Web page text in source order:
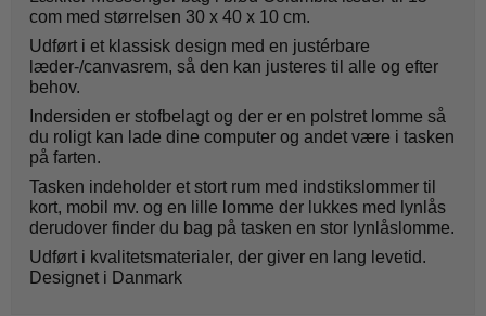
com med størrelsen 30 x 40 x 10 cm.
Udført i et klassisk design med en justérbare
læder-/canvasrem, så den kan justeres til alle og efter
behov.
Indersiden er stofbelagt og der er en polstret lomme så
du roligt kan lade dine computer og andet være i tasken
på farten.
Tasken indeholder et stort rum med indstikslommer til
kort, mobil mv. og en lille lomme der lukkes med lynlås
derudover finder du bag på tasken en stor lynlåslomme.
Udført i kvalitetsmaterialer, der giver en lang levetid.
Designet i Danmark